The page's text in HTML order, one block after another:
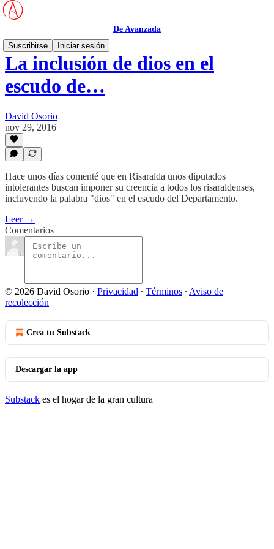
De Avanzada
Suscribirse
Iniciar sesión
La inclusión de dios en el
escudo de…
David Osorio
nov 29, 2016
Hace unos días comenté que en Risaralda unos diputados
intolerantes buscan imponer su creencia a todos los risaraldenses,
incluyendo la palabra "dios" en el escudo del Departamento.
Leer →
Comentarios
© 2026 David Osorio · Privacidad ∙ Términos ∙ Aviso de
recolección
Crea tu Substack
Descargar la app
Substack es el hogar de la gran cultura